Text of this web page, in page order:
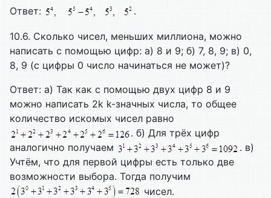
Ответ:
.
10.6. Сколько чисел, меньших миллиона, можно
написать с помощью цифр: а) 8 и 9; б) 7, 8, 9; в) 0,
8, 9 (с цифры 0 число начинаться не может)?
Ответ: а) Так как с помощью двух цифр 8 и 9
можно написать 2k k-значных числа, то общее
количество искомых чисел равно
. б) Для трёх цифр
аналогично получаем
. в)
Учтём, что для первой цифры есть только две
возможности выбора. Тогда получим
чисел.